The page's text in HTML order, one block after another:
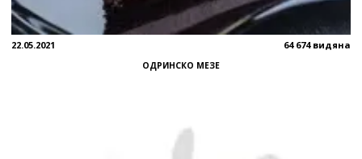
22.05.2021 64 674 видяна
ОДРИНСКО МЕЗЕ